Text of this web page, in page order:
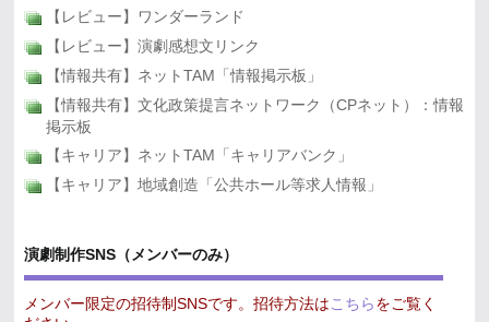
【レビュー】ワンダーランド
【レビュー】演劇感想文リンク
【情報共有】ネットTAM「情報掲示板」
【情報共有】文化政策提言ネットワーク（CPネット）：情報
掲示板
【キャリア】ネットTAM「キャリアバンク」
【キャリア】地域創造「公共ホール等求人情報」
演劇制作SNS（メンバーのみ）
メンバー限定の招待制SNSです。招待方法は こちら をご覧く